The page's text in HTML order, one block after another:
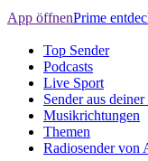
App öffnenPrime
Top Sender
Podcasts
Live Sport
Sender aus
Musikrichtungen
Themen
Radiosender von